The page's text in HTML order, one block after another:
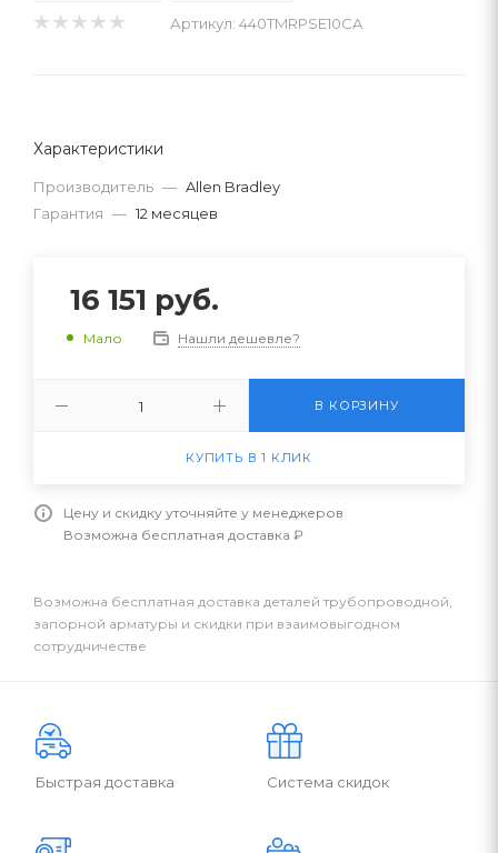
Артикул: 440TMRPSE10CA
Характеристики
Производитель — Allen Bradley
Гарантия — 12 месяцев
16 151 руб.
Мало Нашли дешевле?
В КОРЗИНУ
КУПИТЬ В 1 КЛИК
Цену и скидку уточняйте у менеджеров
Возможна бесплатная доставка ₽
Возможна бесплатная доставка деталей трубопроводной,
запорной арматуры и скидки при взаимовыгодном
сотрудничестве
Быстрая доставка Система скидок